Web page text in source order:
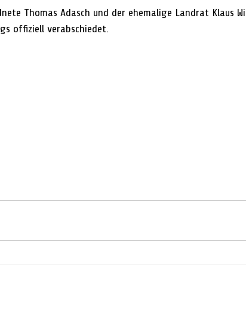
Thomas Adasch und der ehemalige Landrat Klaus
offiziell verabschiedet.